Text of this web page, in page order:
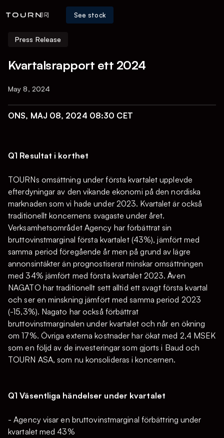
[IR] See stock
Press Release
Kvartalsrapport ett 2024
May 8, 2024
ONS, MAJ 08, 2024 08:30 CET
Q1 Resultat i korthet
TOURNs omsättning under första kvartalet upplevde
efterdyningar av den vikande ekonomi på den nordiska
marknaden som vi hade under 2023. Kvartalet är också
traditionellt koncernens svagaste under året.
Verksamhetsområdet Agency har förbättrat sin
bruttovinstmarginal första kvartalet (43%), jämfört med
samma period föregående år men på grund av lägre
annonsintäkter än prognostiserat minskar omsättningen
med 34% jämfört med första kvartalet 2023. Även
NAGATO har traditionellt sett alltid ett svagt första kvartal
och ser en minskning jämfört med samma period 2023
(-15,3%). Nagato har också förbättrat
bruttovinstmarginalen under kvartalet och når en ökning
om 17%. Övriga externa kostnader har ökat med 2,4 MSEK
som en följd av de investeringar som gjorts i Baud och
TOURN ASA, som nu konsolideras i koncernen.
Q1 Väsentliga händelser under kvartalet
- Agency visar en bruttovinstmarginal förbättring under
kvartalet med 43%